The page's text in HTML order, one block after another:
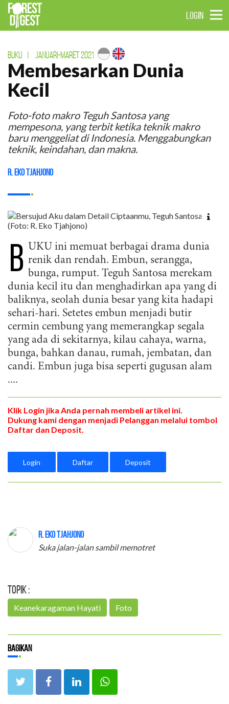
LOGIN
BUKU JANUARI-MARET 2021
Membesarkan Dunia
Kecil
Foto-foto makro Teguh Santosa yang
mempesona, yang terbit ketika teknik makro
baru menggeliat di Indonesia. Menggabungkan
teknik, keindahan, dan makna.
R. Eko Tjahjono
B UKU ini memuat berbagai drama dunia
renik dan rendah. Embun, serangga,
bunga, rumput. Teguh Santosa merekam
dunia kecil itu dan menghadirkan apa yang di
baliknya, seolah dunia besar yang kita hadapi
sehari-hari. Setetes embun menjadi butir
cermin cembung yang memerangkap segala
yang ada di sekitarnya, kilau cahaya, warna,
bunga, bahkan danau, rumah, jembatan, dan
candi. Embun juga bisa seperti gugusan alam
....
Klik Login jika Anda pernah membeli artikel ini.
Dukung kami dengan menjadi Pelanggan melalui tombol
Daftar dan Deposit.
Login Daftar Deposit
R. Eko Tjahjono
Suka jalan-jalan sambil memotret
Topik :
Keanekaragaman Hayati Foto
Bagikan